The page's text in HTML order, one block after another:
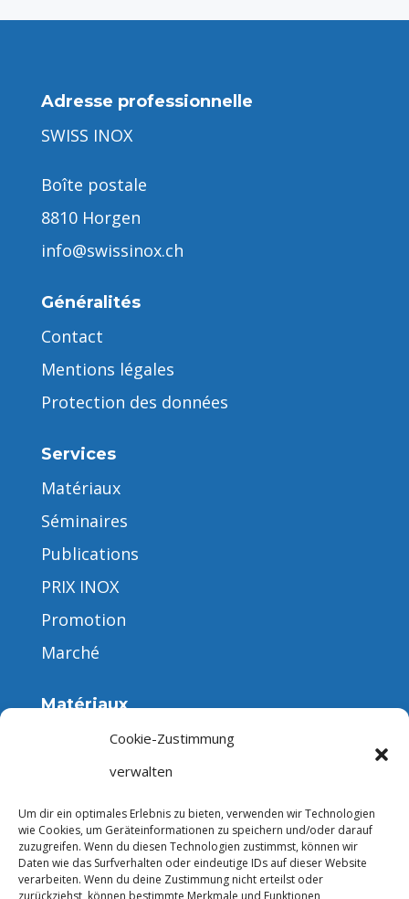
Cookie-Zustimmung
verwalten
Um dir ein optimales Erlebnis zu bieten, verwenden wir Technologien
wie Cookies, um Geräteinformationen zu speichern und/oder darauf
zuzugreifen. Wenn du diesen Technologien zustimmst, können wir
Daten wie das Surfverhalten oder eindeutige IDs auf dieser Website
verarbeiten. Wenn du deine Zustimmung nicht erteilst oder
zurückziehst, können bestimmte Merkmale und Funktionen
Adresse professionnelle
SWISS INOX
Boîte postale
8810 Horgen
info@swissinox.ch
Généralités
Contact
Mentions légales
Protection des données
Services
Matériaux
Séminaires
Publications
PRIX INOX
Promotion
Marché
Matériaux